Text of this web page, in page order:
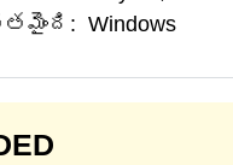
Windows